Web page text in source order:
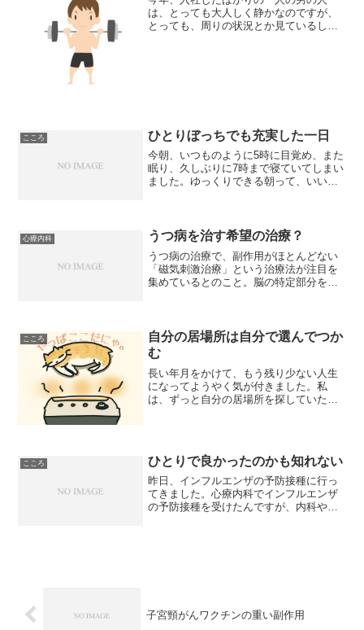
は、とっても大人しく静かなのですが、
とっても、周りの状況とか見ているし、
こころ ひとりぼっちでも充実した一日
今朝、いつものように5時に目覚め、また
眠り、久しぶりに7時まで寝ていてしまい
ました。ゆっくりできる朝って、いいも
カットに行こうと思...
心療内科 うつ病を治す希望の治療？
うつ病の治療で、副作用がほとんどない
「磁気刺激治療」という治療法が注目を
集めているとのこと。脳の特定部分を磁
人のうち、約6割の...
こころ
自分の居場所は自分で選んでつか
む
長い年月をかけて、もう残り少ない人生
になってようやく気が付きました。私
は、ずっと自分の居場所を探していたん
こころ ひとりで良かったのかも知れない
昨日、インフルエンザの予防接種に行っ
てきました。心療内科でインフルエンザ
の予防接種を受けたんですが、内科や耳
子宮頸がんワクチンの重い副作用